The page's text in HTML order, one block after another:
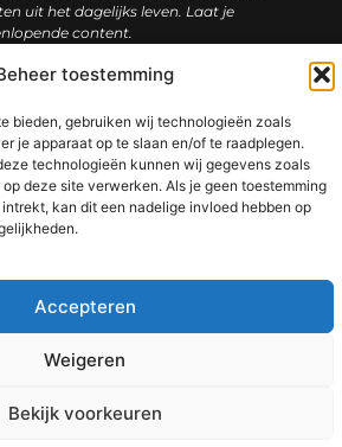
toestemming
bieden, gebruiken wij technologieën zoals
je apparaat op te slaan en/of te raadplegen.
technologieën kunnen wij gegevens zoals
deze site verwerken. Als je geen toestemming
kan dit een nadelige invloed hebben op
Accepteren
Weigeren
Bekijk voorkeuren
uit het dagelijks leven. Laat je
content.